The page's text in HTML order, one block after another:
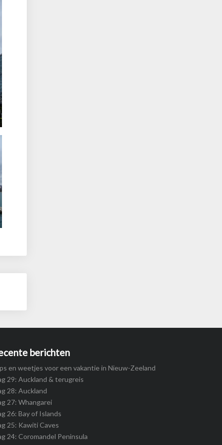
berichten
en weetjes voor een vakantie in Nieuw-Zeeland
29: Auckland & terugreis
28: Auckland
27: Whangarei
26: Bay of Islands
25: Kawiti Caves
24: Coromandel Peninsula